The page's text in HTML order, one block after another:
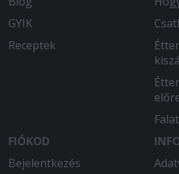
reméltem! Három féle
nagyon fekete volt a
modzarella zöldség
friss, a harmadik a
nem kellett volna attól
gyomorrontás lett a
estig! Úgyhogy többet
2025-07-20 - Katalin:
GYIK
Receptek
FIÓKOD
Bejelentkezés